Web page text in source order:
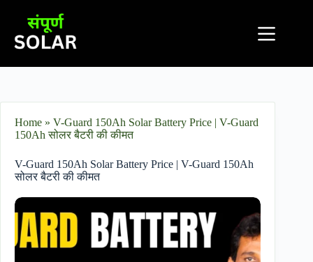
Home » V-Guard 150Ah Solar Battery Price​ | V-Guard
150Ah सोलर बैटरी की कीमत
V-Guard 150Ah Solar Battery Price​ | V-Guard 150Ah
सोलर बैटरी की कीमत